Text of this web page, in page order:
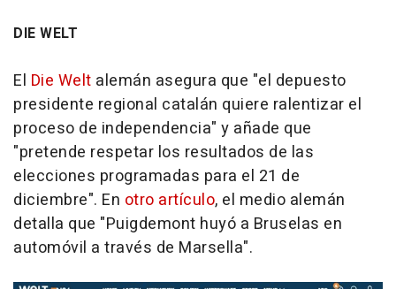
DIE WELT
El Die Welt alemán asegura que "el depuesto
presidente regional catalán quiere ralentizar el
proceso de independencia" y añade que
"pretende respetar los resultados de las
elecciones programadas para el 21 de
diciembre". En otro artículo, el medio alemán
detalla que "Puigdemont huyó a Bruselas en
automóvil a través de Marsella".